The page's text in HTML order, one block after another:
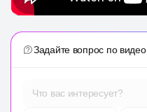
Задайте вопрос по видео
Что вас интересует?